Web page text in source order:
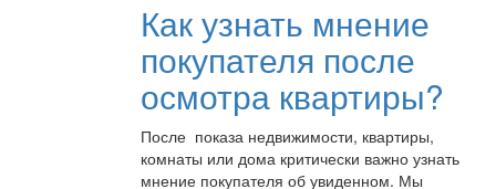
Как узнать мнение
покупателя после
осмотра квартиры?
После показа недвижимости, квартиры,
комнаты или дома критически важно узнать
мнение покупателя об увиденном. Мы